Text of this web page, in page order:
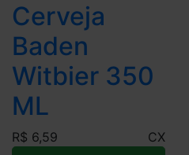
Cerveja
Baden
Witbier 350
ML
R$ 6,59 CX